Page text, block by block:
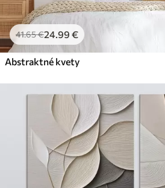
41.65€24.99 €
Abstraktné kvety